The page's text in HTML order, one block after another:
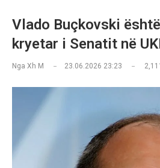
Vlado Buçkovski
kryetar i Senatit në
Nga Xh M 23.06.2026 23:23 2,111